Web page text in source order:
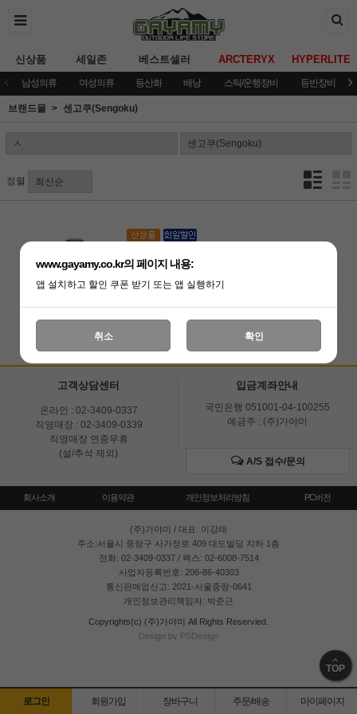
신상품 세일존 베스트셀러 ARCTERYX HYPERLITE
남성의류 여성의류 등산화 배낭 스틱/운행장비 등반장비
브랜드몰 센고쿠(Sengoku)
정렬
359,000원
고객상담센터
온라인 : 02-3409-0337
직영매장 : 02-3409-0339
직영매장 연중무휴
(설/추석 제외)
입금계좌안내
국민은행 051001-04-100255
예금주 : (주)가야미
A/S 접수/문의
회사소개 이용약관 개인정보처리방침 PC버전
(주)가야미 / 대표: 이강래
주소:서울시 중랑구 사가정로 409 대도빌딩 지하 1층
전화: 02-3409-0337 / 팩스: 02-6008-7514
사업자등록번호: 206-86-40303
통신판매업신고: 2021-서울중랑-0641
개인정보관리책임자: 박준근
Copyrights(c) (주)가야미 All Rights Reservied.
Design by PSDesign
TOP
로그인 회원가입 장바구니 주문/배송 마이페이지
www.gayamy.co.kr의 페이지 내용:
앱 설치하고 할인 쿠폰 받기 또는 앱 실행하기
취소 확인